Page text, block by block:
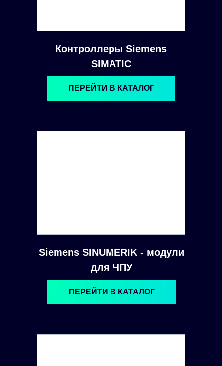
Контроллеры Siemens
SIMATIC
Siemens SINUMERIK - модули
для ЧПУ
ПЕРЕЙТИ В КАТАЛОГ
ПЕРЕЙТИ В КАТАЛОГ